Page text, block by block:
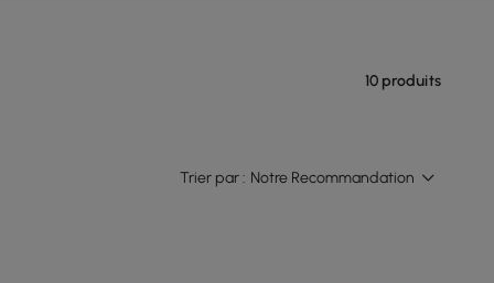
10 produits
Trier par : Notre Recommandation